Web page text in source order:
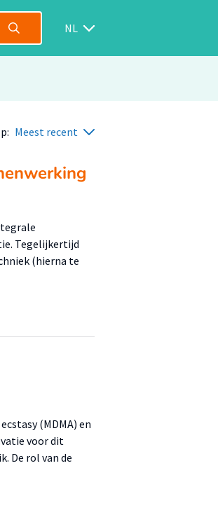
NL
Meest recent
Tegelijkertijd
(hierna te
(MDMA) en
voor dit
De rol van de